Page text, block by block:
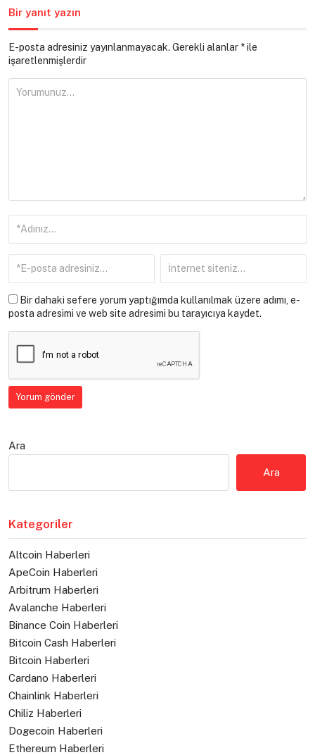
Bir yanıt yazın
E-posta adresiniz yayınlanmayacak. Gerekli alanlar *ile
işaretlenmişlerdir
Bir dahaki sefere yorum yaptığımda kullanılmak üzere adımı, e-
posta adresimi ve web site adresimi bu tarayıcıya kaydet.
Ara
Ara
Kategoriler
Altcoin Haberleri
ApeCoin Haberleri
Arbitrum Haberleri
Avalanche Haberleri
Binance Coin Haberleri
Bitcoin Cash Haberleri
Bitcoin Haberleri
Cardano Haberleri
Chainlink Haberleri
Chiliz Haberleri
Dogecoin Haberleri
Ethereum Haberleri